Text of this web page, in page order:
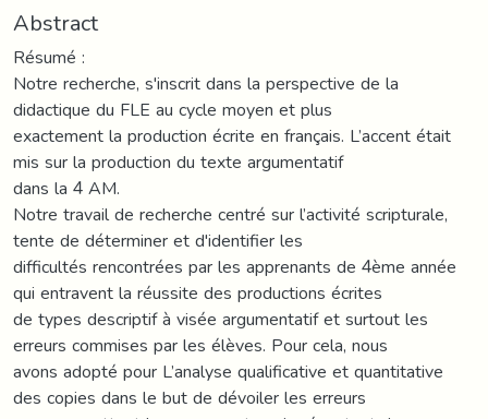
Abstract
Résumé :
Notre recherche, s'inscrit dans la perspective de la
didactique du FLE au cycle moyen et plus
exactement la production écrite en français. L’accent était
mis sur la production du texte argumentatif
dans la 4 AM.
Notre travail de recherche centré sur l’activité scripturale,
tente de déterminer et d'identifier les
difficultés rencontrées par les apprenants de 4ème année
qui entravent la réussite des productions écrites
de types descriptif à visée argumentatif et surtout les
erreurs commises par les élèves. Pour cela, nous
avons adopté pour L’analyse qualificative et quantitative
des copies dans le but de dévoiler les erreurs